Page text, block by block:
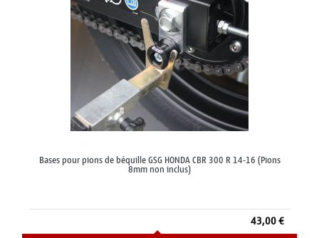
Bases pour pions de béquille GSG HONDA CBR 300 R 14-16 (Pions
8mm non inclus)
43,00 €